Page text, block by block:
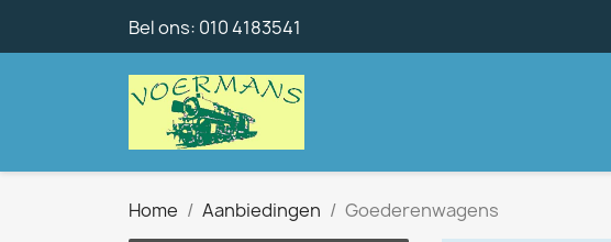
Bel ons: 010 4183541
Home Aanbiedingen Goederenwagens